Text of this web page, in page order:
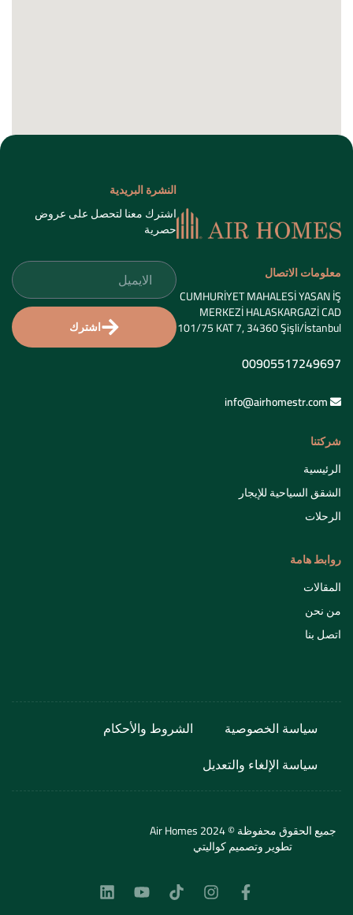
معلومات الاتصال
CUMHURİYET MAHALESİ YASAN İŞ
MERKEZİ HALASKARGAZİ CAD
101/75 KAT 7, 34360 Şişli/İstanbul
00905517249697
info@airhomestr.com
شركتنا
الرئيسية
الشقق السياحية للإيجار
الرحلات
روابط هامة
المقالات
من نحن
اتصل بنا
النشرة البريدية
اشترك معنا لتحصل على عروض
حصرية
اشترك
سياسة الخصوصية
الشروط والأحكام
سياسة الإلغاء والتعديل
جميع الحقوق محفوظة © 2024 Air Homes
تطوير وتصميمكواليتي